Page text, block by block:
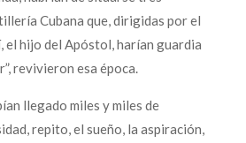
Cubana que, dirigidas por el
el hijo del Apóstol, harían guardia
revivieron esa época.
llegado miles y miles de
repito, el sueño, la aspiración,